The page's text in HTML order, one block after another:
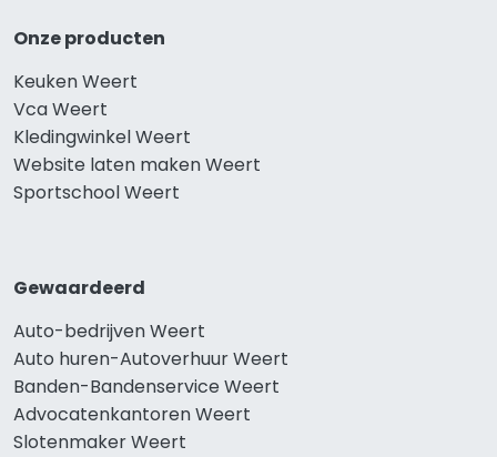
Onze producten
Keuken Weert
Vca Weert
Kledingwinkel Weert
Website laten maken Weert
Sportschool Weert
Gewaardeerd
Auto-bedrijven Weert
Auto huren-Autoverhuur Weert
Banden-Bandenservice Weert
Advocatenkantoren Weert
Slotenmaker Weert